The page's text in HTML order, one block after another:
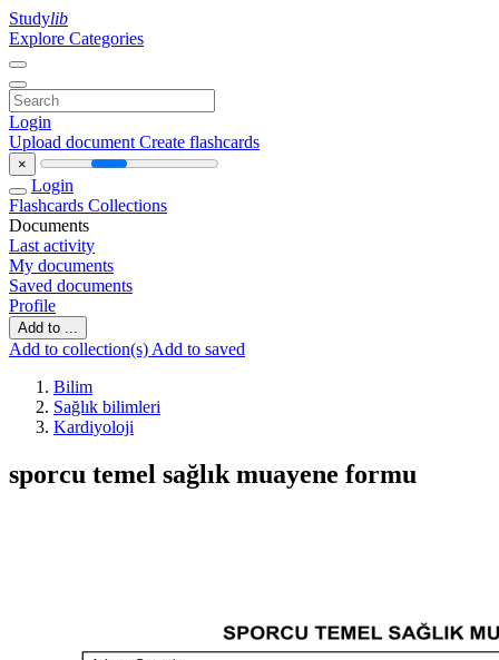
Studylib
Explore Categories
Login
Upload document Create flashcards
×
Login
Flashcards Collections
Documents
Last activity
My documents
Saved documents
Profile
Add to ...
Add to collection(s) Add to saved
Bilim
Sağlık bilimleri
Kardiyoloji
sporcu temel sağlık muayene formu